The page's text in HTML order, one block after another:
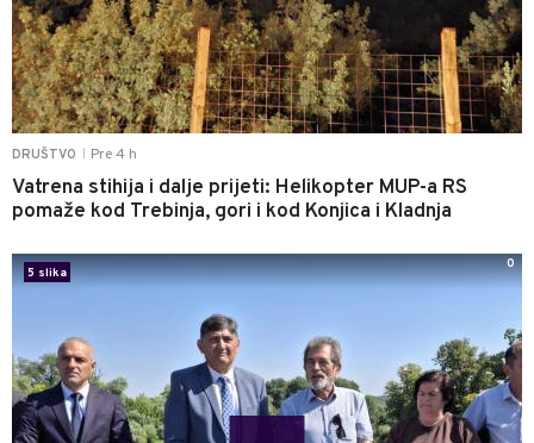
DRUŠTVO Pre 4 h
Vatrena stihija i dalje prijeti: Helikopter MUP-a RS
pomaže kod Trebinja, gori i kod Konjica i Kladnja
5 slika
0